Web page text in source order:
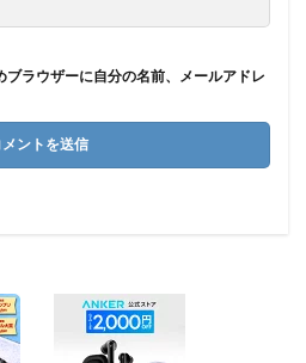
ラウザーに自分の名前、メールアドレ